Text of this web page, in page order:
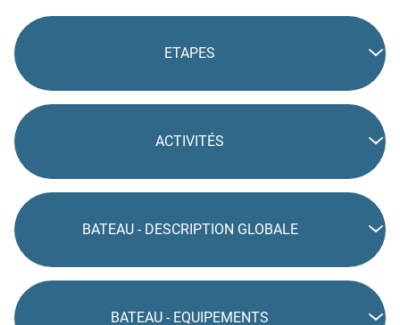
ETAPES
ACTIVITÉS
BATEAU - DESCRIPTION GLOBALE
BATEAU - EQUIPEMENTS